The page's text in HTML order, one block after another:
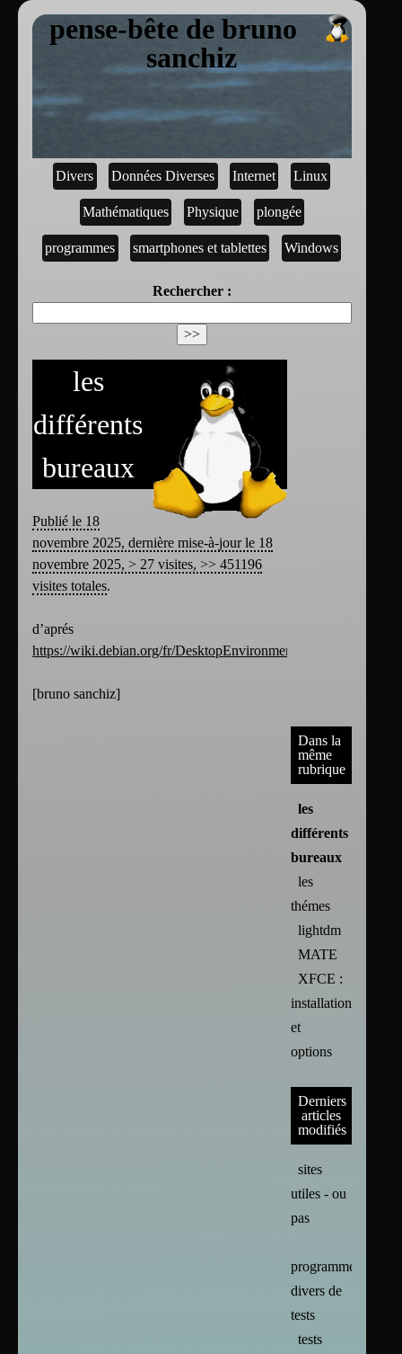
pense-bête de bruno
sanchiz
Divers Données Diverses Internet Linux
Mathématiques Physique plongée
programmes smartphones et tablettes Windows
Rechercher :
les
différents
bureaux
Publié le 18
novembre 2025, dernière mise-à-jour le 18
novembre 2025, > 27 visites, >> 451196
visites totales.
d’aprés
https://wiki.debian.org/fr/DesktopEnvironment
[bruno sanchiz]
Dans la
même
rubrique
les
différents
bureaux
les
thémes
lightdm
MATE
XFCE :
installation
et
options
Derniers
articles
modifiés
sites
utiles - ou
pas
programmes
divers de
tests
tests